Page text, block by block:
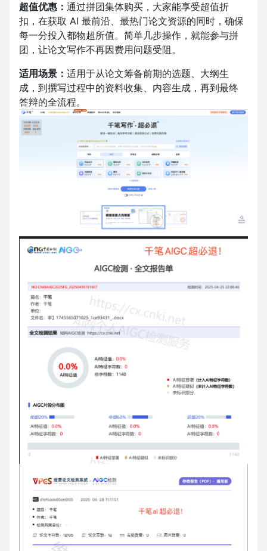
超值优惠： 通过拼团集体购买，大家能享受超值折
扣，在获取 AI 最前沿、最热门论文资源的同时，确保
每一分投入都物超所值。简单几步操作，就能参与拼
团，让论文写作不再因费用问题受阻。
适用场景： 适用于从论文筹备前期的选题、大纲生
成，到撰写过程中的资料收集、内容生成，再到最终
答辩的全流程。